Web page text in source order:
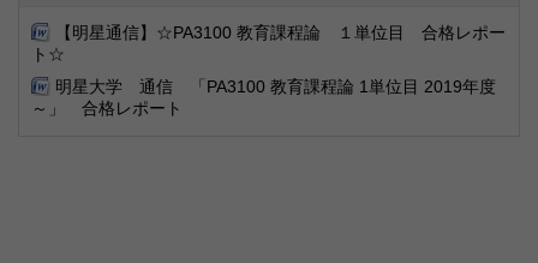
【明星通信】☆PA3100 教育課程論 １単位目 合格レポー
ト☆
明星大学 通信 「PA3100 教育課程論 1単位目 2019年度
～」 合格レポート